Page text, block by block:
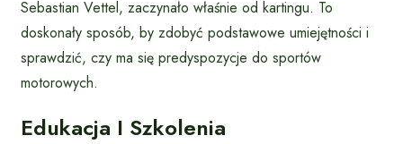
Sebastian Vettel, zaczynało właśnie od kartingu. To
doskonały sposób, by zdobyć podstawowe umiejętności i
sprawdzić, czy ma się predyspozycje do sportów
motorowych.
Edukacja I Szkolenia